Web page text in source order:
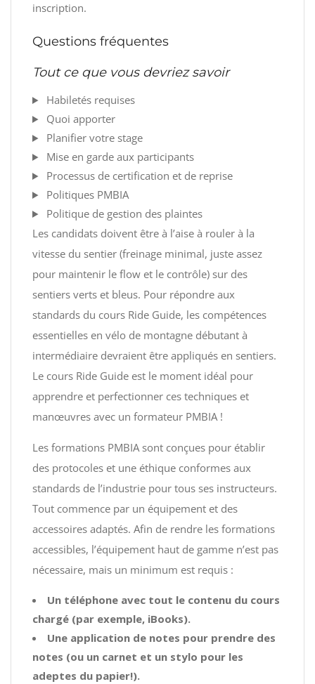
inscription.
Questions fréquentes
Tout ce que vous devriez savoir
Habiletés requises
Quoi apporter
Planifier votre stage
Mise en garde aux participants
Processus de certification et de reprise
Politiques PMBIA
Politique de gestion des plaintes
Les candidats doivent être à l’aise à rouler à la
vitesse du sentier (freinage minimal, juste assez
pour maintenir le flow et le contrôle) sur des
sentiers verts et bleus. Pour répondre aux
standards du cours Ride Guide, les compétences
essentielles en vélo de montagne débutant à
intermédiaire devraient être appliqués en sentiers.
Le cours Ride Guide est le moment idéal pour
apprendre et perfectionner ces techniques et
manœuvres avec un formateur PMBIA !
Les formations PMBIA sont conçues pour établir
des protocoles et une éthique conformes aux
standards de l’industrie pour tous ses instructeurs.
Tout commence par un équipement et des
accessoires adaptés. Afin de rendre les formations
accessibles, l’équipement haut de gamme n’est pas
nécessaire, mais un minimum est requis :
Un téléphone avec tout le contenu du cours
chargé (par exemple, iBooks).
Une application de notes pour prendre des
notes (ou un carnet et un stylo pour les
adeptes du papier!).